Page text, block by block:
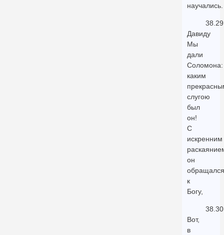
научались.
38.29
Давиду
Мы
дали
Соломона:
каким
слугою
был
он!
С
искренним
он
обращался
к
Богу,
38.30
Вот,
в